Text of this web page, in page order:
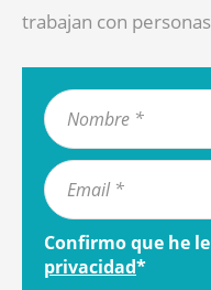
trabajan con
Confirmo que he
privacidad*